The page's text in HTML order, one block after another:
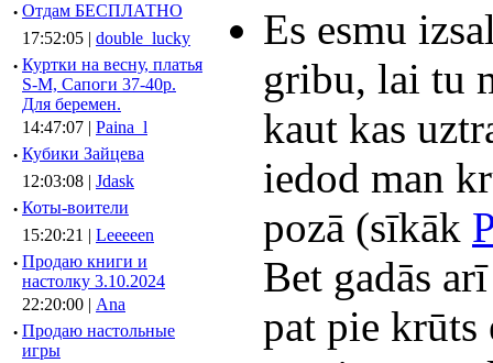
· Отдам БЕСПЛАТНО
17:52:05 | double_lucky
· Куртки на весну, платья
S-M, Сапоги 37-40р.
Для беремен.
14:47:07 | Paina_l
· Кубики Зайцева
12:03:08 | Jdask
· Коты-воители
15:20:21 | Leeeeen
· Продаю книги и
настолку 3.10.2024
22:20:00 | Ana
· Продаю настольные
игры
Es esmu
gribu, lai tu
kaut kas
iedod man
pozā (sīkāk
Bet gadās
pat pie krūts